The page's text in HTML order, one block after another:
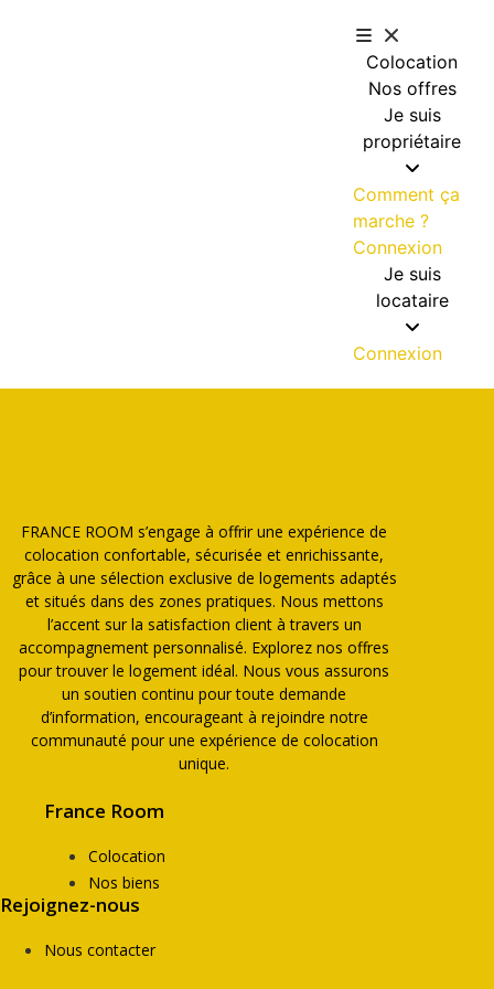
Colocation
Nos offres
Je suis
propriétaire
Comment ça
marche ?
Connexion
Je suis
locataire
Connexion
FRANCE ROOM s’engage à offrir une expérience de
colocation confortable, sécurisée et enrichissante,
grâce à une sélection exclusive de logements adaptés
et situés dans des zones pratiques. Nous mettons
l’accent sur la satisfaction client à travers un
accompagnement personnalisé. Explorez nos offres
pour trouver le logement idéal. Nous vous assurons
un soutien continu pour toute demande
d’information, encourageant à rejoindre notre
communauté pour une expérience de colocation
unique.
France Room
Colocation
Nos biens
Rejoignez-nous
Nous contacter